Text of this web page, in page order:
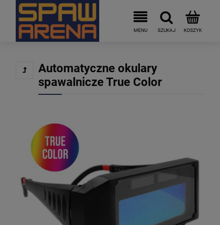
Automatyczne okulary
spawalnicze True Color